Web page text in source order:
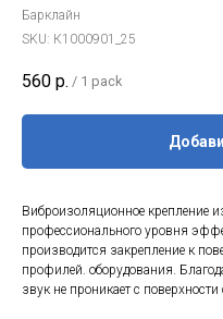
Барклайн
SKU: К1000901_25
560 р. / 1 pack
Виброизоляционное крепление
профессионального уровня
производится закрепление к
профилей. оборудования.
звук не проникает с